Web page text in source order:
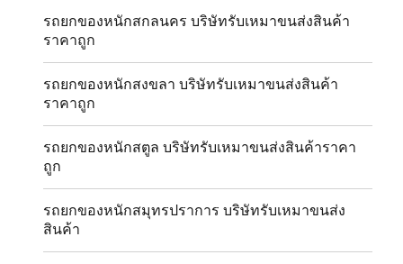
รถยกของหนักสกลนคร บริษัทรับเหมาขนส่งสินค้า
ราคาถูก
รถยกของหนักสงขลา บริษัทรับเหมาขนส่งสินค้า
ราคาถูก
รถยกของหนักสตูล บริษัทรับเหมาขนส่งสินค้าราคา
ถูก
รถยกของหนักสมุทรปราการ บริษัทรับเหมาขนส่ง
สินค้า